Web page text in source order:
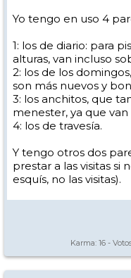
Yo tengo en uso 4
1: los de diario: para
alturas, van incluso
2: los de los
son más nuevos y
3: los anchitos, que
menester, ya que
4: los de travesía.
Y tengo otros dos
prestar a las visitas si
esquís, no las visitas).
Karma: 16 -